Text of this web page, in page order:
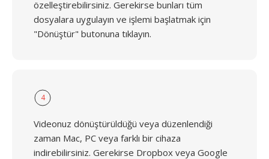
özelleştirebilirsiniz. Gerekirse bunları tüm
dosyalara uygulayın ve işlemi başlatmak için
"Dönüştür" butonuna tıklayın.
4
Videonuz dönüştürüldüğü veya düzenlendiği
zaman Mac, PC veya farklı bir cihaza
indirebilirsiniz. Gerekirse Dropbox veya Google